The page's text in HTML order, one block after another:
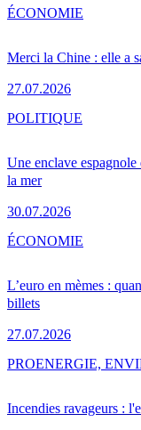
Merci la Chine : elle a
27.07.2026
ÉCONOMIE
Une enclave
la mer
30.07.2026
POLITIQUE
L’euro en mèmes :
billets
27.07.2026
ÉCONOMIE
Incendies ravageurs :
PROENERGIE,